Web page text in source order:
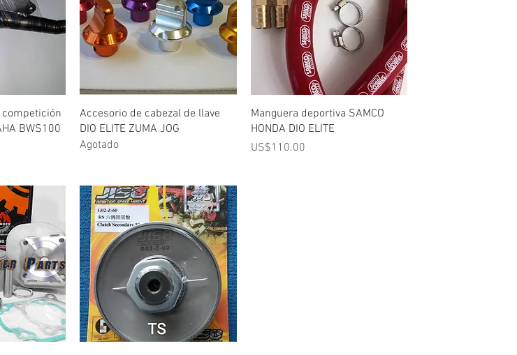
competición
BWS100
Vista rápida
Accesorio de cabezal de llave
DIO ELITE ZUMA JOG
Agotado
Vista rápida
Manguera deportiva SAMCO
HONDA DIO ELITE
Precio
US$110.00